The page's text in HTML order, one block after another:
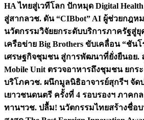
HA ไทยสู่เวทีโลก ปักหมุด Digital
สู่สากลวช. ดัน “CIBbot” AI ผู้ช่วยกฎห
นวัตกรรมวิจัยยกระดับบริการภาครัฐสู่
เครือข่าย Big Brothers ขับเคลื่อน “ชันโ
เศรษฐกิจชุมชน สู่การพัฒนาที่ยั่งยืนอย.
Mobile Unit ตรวจอาหารถึงชุมชน ยกร
บริโภควช. ผนึกมูลนิธิอาจารย์สุกรีฯ จัด
เยาวชนดนตรี ครั้งที่ 4 รอบรองฯ ภาคก
ทานฯวช. ปลื้ม! นวัตกรรมไทยสร้างชื่อบ